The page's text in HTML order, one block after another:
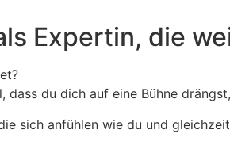
Expertin, die
dass du dich auf eine Bühne
sich anfühlen wie du und